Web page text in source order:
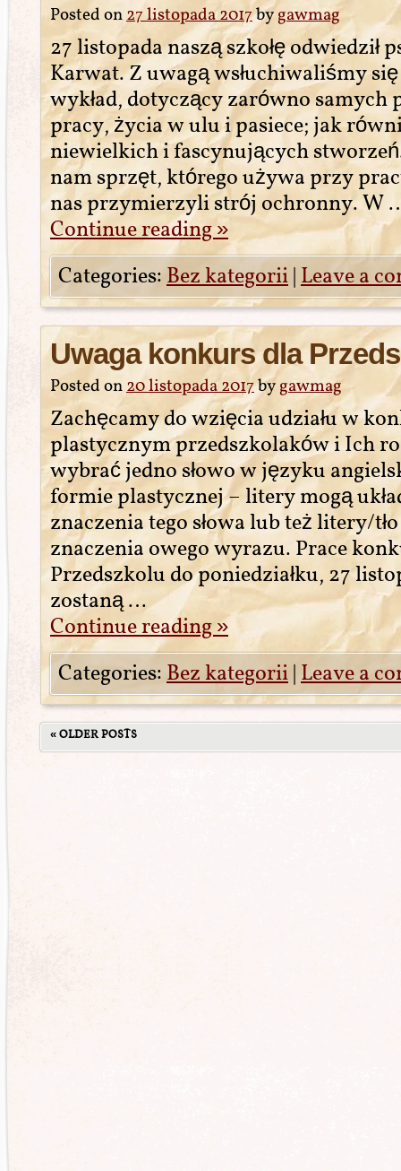
Posted on27 listopada 2017bygawmag
27 listopada naszą szkołę odwiedził
Karwat. Z uwagą wsłuchiwaliśmy
wykład, dotyczący zarówno samych
pracy, życia w ulu i pasiece; jak
niewielkich i fascynujących
nam sprzęt, którego używa przy
nas przymierzyli strój ochronny. W
Continue reading»
Categories:Bez kategorii|Leave a
Uwaga konkurs dla
Posted on20 listopada 2017bygawmag
Zachęcamy do wzięcia udziału w
plastycznym przedszkolaków i Ich
wybrać jedno słowo w języku
formie plastycznej – litery mogą
znaczenia tego słowa lub też litery/
znaczenia owego wyrazu. Prace
Przedszkolu do poniedziałku, 27
zostaną …
Continue reading»
Categories:Bez kategorii|Leave a
«OLDER POSTS